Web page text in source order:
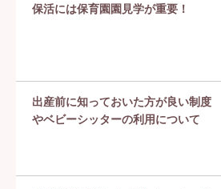
保活には保育園園見学が重要！
出産前に知っておいた方が良い制度
やベビーシッターの利用について